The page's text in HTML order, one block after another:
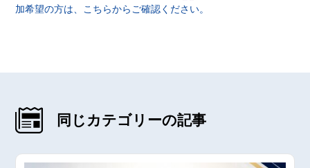
加希望の方は、こちらからご確認ください。
同じカテゴリーの記事